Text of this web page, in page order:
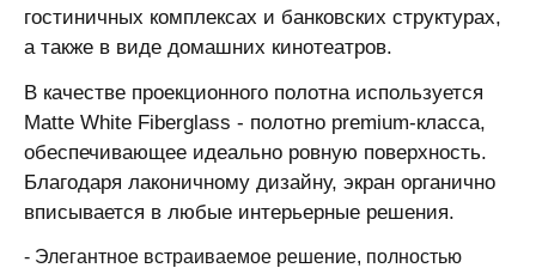
гостиничных комплексах и банковских структурах,
а также в виде домашних кинотеатров.
В качестве проекционного полотна используется
Matte White Fiberglass - полотно premium-класса,
обеспечивающее идеально ровную поверхность.
Благодаря лаконичному дизайну, экран органично
вписывается в любые интерьерные решения.
- Элегантное встраиваемое решение, полностью